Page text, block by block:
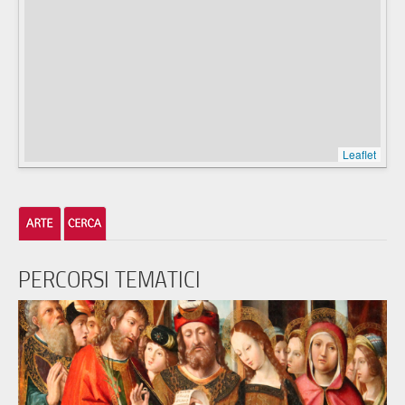
Leaflet
PERCORSI TEMATICI